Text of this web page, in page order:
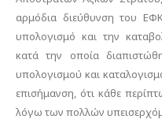
αρμόδια διεύθυνση του
υπολογισμό και την
κατά την οποία
υπολογισμού και
επισήμανση, ότι κάθε
λόγω των πολλών